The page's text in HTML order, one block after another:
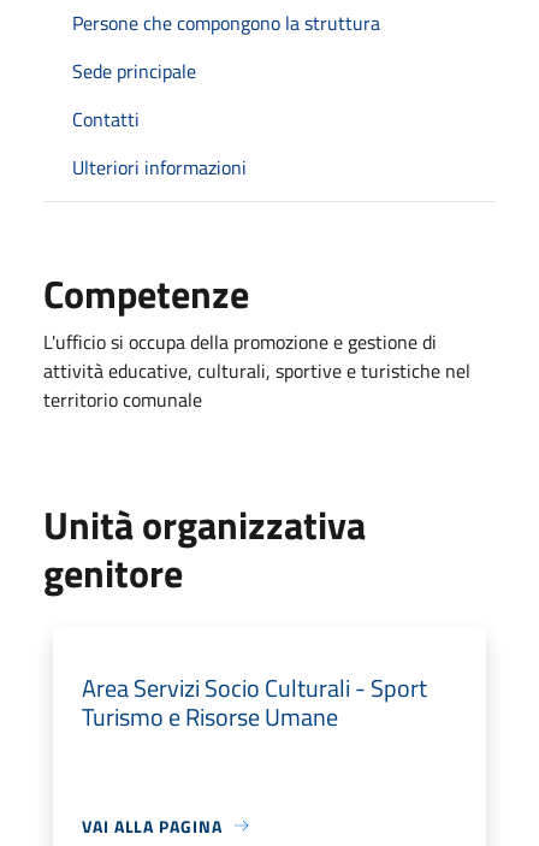
Persone che compongono la struttura
Sede principale
Contatti
Ulteriori informazioni
Competenze
L'ufficio si occupa della promozione e gestione di
attività educative, culturali, sportive e turistiche nel
territorio comunale
Unità organizzativa
genitore
Area Servizi Socio Culturali - Sport
Turismo e Risorse Umane
VAI ALLA PAGINA